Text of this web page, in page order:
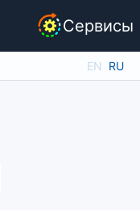
Сервисы
EN RU